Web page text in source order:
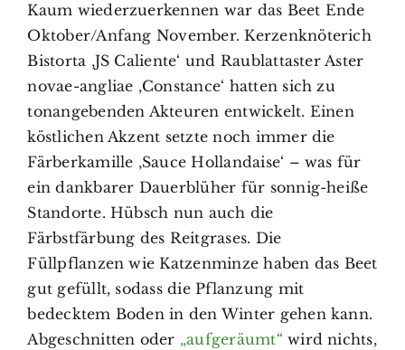
Kaum wiederzuerkennen war das Beet Ende
Oktober/Anfang November. Kerzenknöterich
Bistorta ‚JS Caliente‘ und Raublattaster Aster
novae-angliae ‚Constance‘ hatten sich zu
tonangebenden Akteuren entwickelt. Einen
köstlichen Akzent setzte noch immer die
Färberkamille ‚Sauce Hollandaise‘ – was für
ein dankbarer Dauerblüher für sonnig-heiße
Standorte. Hübsch nun auch die
Färbstfärbung des Reitgrases. Die
Füllpflanzen wie Katzenminze haben das Beet
gut gefüllt, sodass die Pflanzung mit
bedecktem Boden in den Winter gehen kann.
Abgeschnitten oder „aufgeräumt“ wird nichts,